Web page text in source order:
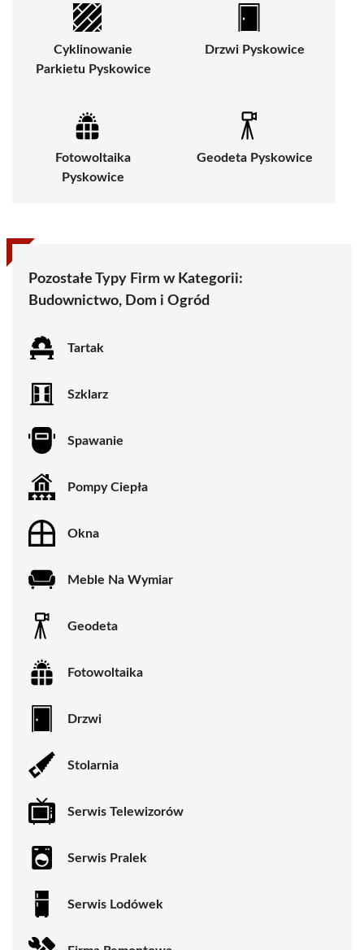
Cyklinowanie
Parkietu Pyskowice
Drzwi Pyskowice
Fotowoltaika
Pyskowice
Geodeta Pyskowice
Pozostałe Typy Firm w Kategorii:
Budownictwo, Dom i Ogród
Tartak
Szklarz
Spawanie
Pompy Ciepła
Okna
Meble Na Wymiar
Geodeta
Fotowoltaika
Drzwi
Stolarnia
Serwis Telewizorów
Serwis Pralek
Serwis Lodówek